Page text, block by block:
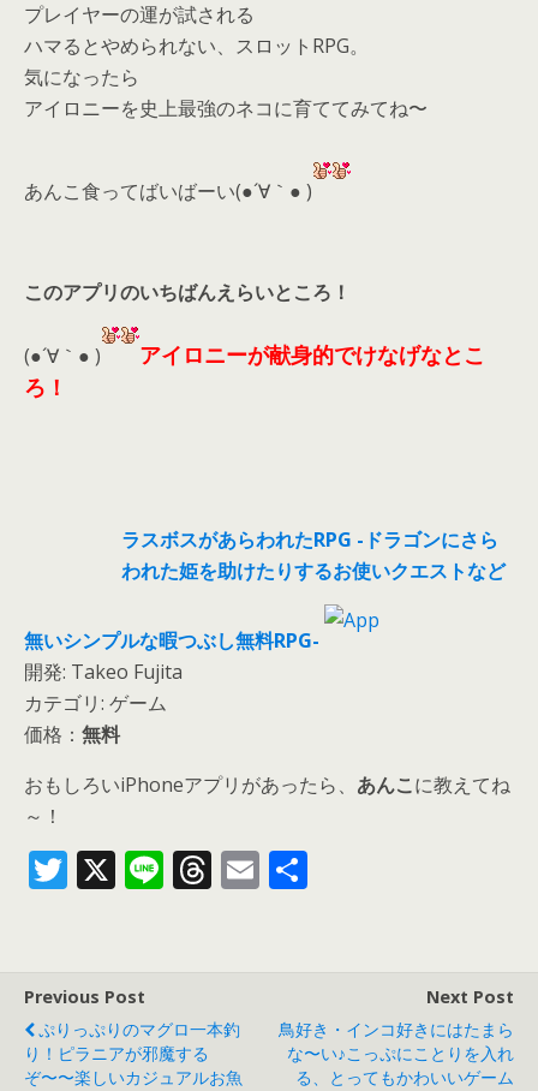
プレイヤーの運が試される
ハマるとやめられない、スロットRPG。
気になったら
アイロニーを史上最強のネコに育ててみてね〜
あんこ食ってばいばーい(●´∀｀● )
このアプリのいちばんえらいところ！
(●´∀｀● )
アイロニーが献身的でけなげなとこ
ろ！
ラスボスがあらわれたRPG -ドラゴンにさら
われた姫を助けたりするお使いクエストなど
無いシンプルな暇つぶし無料RPG-
開発: Takeo Fujita
カテゴリ: ゲーム
価格： 無料
おもしろいiPhoneアプリがあったら、 あんこに教えてね
～！
T
er
X Li T
d
s
E
Previous Post
ぷりっぷりのマグロ一本釣
り！ピラニアが邪魔する
ぞ〜〜楽しいカジュアルお魚
Next Post
鳥好き・インコ好きにはたまら
な〜い♪こっぷにことりを入れ
る、とってもかわいいゲーム